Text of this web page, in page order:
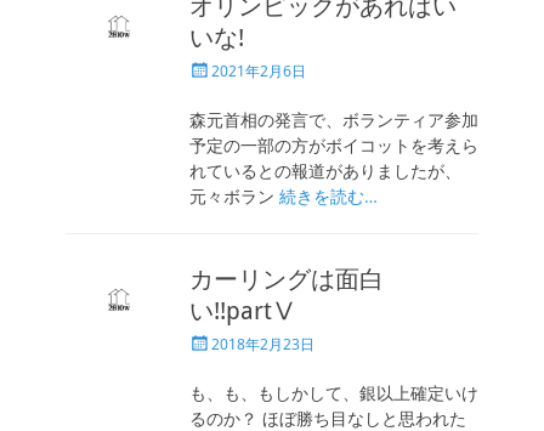
オリンピックがあればい
いな!
投
日
2021年2月6日
森元首相の発言で、ボランティア参加
予定の一部の方がボイコットを考えら
れているとの報道がありましたが、
元々ボラン 続きを読む…
カーリングは面白
い!!partⅤ
投
日
2018年2月23日
も、も、もしかして、銀以上確定いけ
るのか？ ほぼ勝ち目なしと思われた